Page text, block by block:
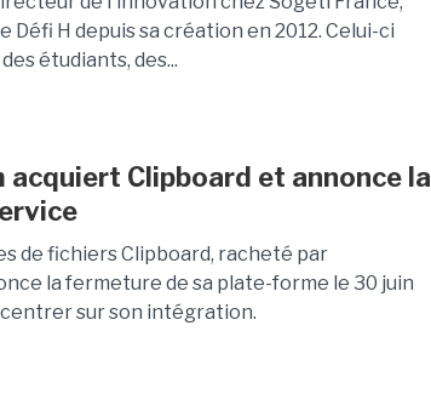
Défi H depuis sa création en 2012. Celui-ci
étudiants, des...
acquiert Clipboard et annonce la
de fichiers Clipboard, racheté par
la fermeture de sa plate-forme le 30 juin
sur son intégration.